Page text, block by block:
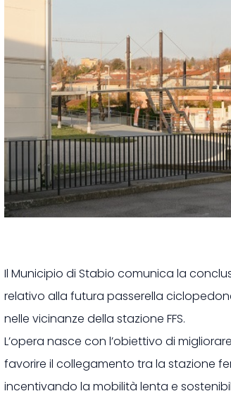
Il Municipio di Stabio comunica la
relativo alla futura passerella
nelle vicinanze della stazione FFS.
L’opera nasce con l’obiettivo di
favorire il collegamento tra la stazione
incentivando la mobilità lenta e